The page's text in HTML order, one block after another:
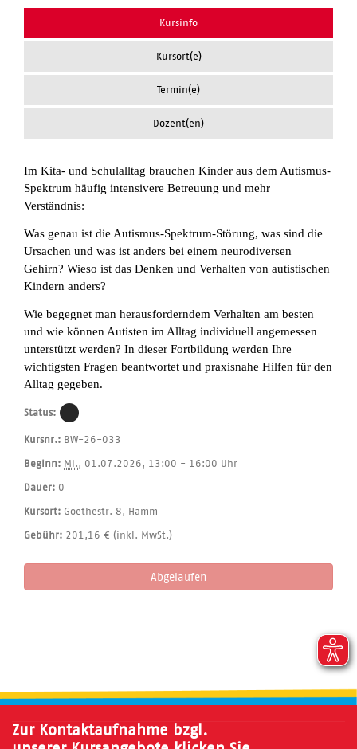
Kursinfo
Kursort(e)
Termin(e)
Dozent(en)
Im Kita- und Schulalltag brauchen Kinder aus dem Autismus-
Spektrum häufig intensivere Betreuung und mehr
Verständnis:
Was genau ist die Autismus-Spektrum-Störung, was sind die
Ursachen und was ist anders bei einem neurodiversen
Gehirn? Wieso ist das Denken und Verhalten von autistischen
Kindern anders?
Wie begegnet man herausforderndem Verhalten am besten
und wie können Autisten im Alltag individuell angemessen
unterstützt werden? In dieser Fortbildung werden Ihre
wichtigsten Fragen beantwortet und praxisnahe Hilfen für den
Alltag gegeben.
Status:
Kursnr.: BW-26-033
Beginn: Mi., 01.07.2026, 13:00 - 16:00 Uhr
Dauer: 0
Kursort: Goethestr. 8, Hamm
Gebühr: 201,16 € (inkl. MwSt.)
Abgelaufen
Zur Kontaktaufnahme bzgl.